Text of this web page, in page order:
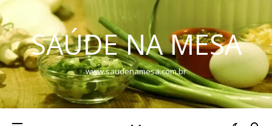
SAÚDE NA MESA
www.saudenamesa.com.br